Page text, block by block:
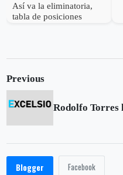
Así va la eliminatoria,
tabla de posiciones
Previous
Blogger Facebook